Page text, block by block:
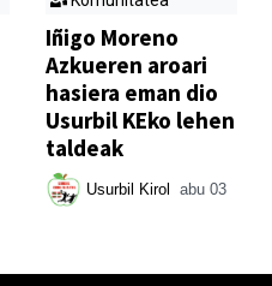
Iñigo Moreno
Azkueren aroari
hasiera eman dio
Usurbil KEko lehen
taldeak
Usurbil Kirol abu 03